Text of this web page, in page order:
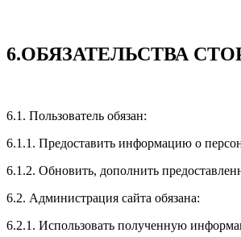
6.ОБЯЗАТЕЛЬСТВА
6.1. Пользователь обязан:
6.1.1. Предоставить информацию о
6.1.2. Обновить, дополнить
6.2. Администрация сайта обязана:
6.2.1. Использовать полученную